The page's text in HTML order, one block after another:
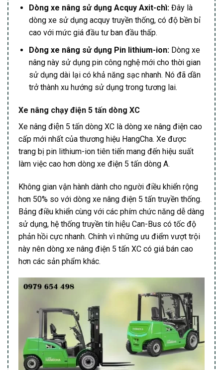
Dòng xe nâng sử dụng Acquy Axit-chì:Đây là
dòng xe sử dụng acquy truyền thống, có độ bền bỉ
cao với mức giá đầu tư ban đầu thấp.
Dòng xe nâng sử dụng Pin lithium-ion:Dòng xe
nâng này sử dụng pin công nghệ mới cho thời gian
sử dụng dài lại có khả năng sạc nhanh. Nó đã dần
trở thành xu hướng sử dụng trong tương lai.
Xe nâng chạy điện 5 tấn dòng XC
Xe nâng điện 5 tấn dòng XC là dòng xe nâng điện cao
cấp mới nhất của thương hiệu HangCha. Xe được
trang bị pin lithium-ion tiên tiến mang đến hiệu suất
làm việc cao hơn dòng xe điện 5 tấn dòng A.
Không gian vận hành dành cho người điều khiển rộng
hơn 50% so với dòng xe nâng điện 5 tấn truyền thống.
Bảng điều khiển cùng với các phím chức năng dễ dàng
sử dụng, hệ thống truyền tín hiệu Can-Bus có tốc độ
phản hồi cực nhanh. Chính vì những ưu điểm vượt trội
này nên dòng xe nâng điện 5 tấn XC có giá bán cao
hơn các sản phẩm khác.